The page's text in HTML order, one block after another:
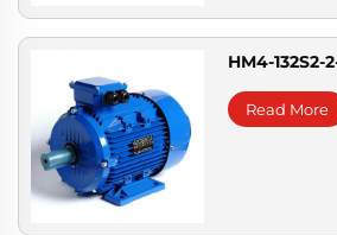
HM4-132S2-
Read More